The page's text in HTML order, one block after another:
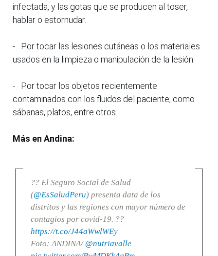
infectada, y las gotas que se producen al toser,
hablar o estornudar.
- Por tocar las lesiones cutáneas o los materiales
usados en la limpieza o manipulación de la lesión.
- Por tocar los objetos recientemente
contaminados con los fluidos del paciente, como
sábanas, platos, entre otros.
Más en Andina:
?? El Seguro Social de Salud
(@EsSaludPeru) presenta data de los
distritos y las regiones con mayor número de
contagios por covid-19. ??
https://t.co/J44aWwlWEy
Foto: ANDINA/ @nutriavalle